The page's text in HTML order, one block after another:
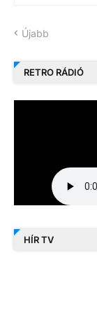
Újabb
RETRO RÁDIÓ
HÍR TV